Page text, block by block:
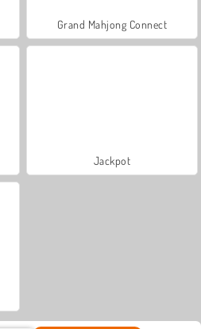
Grand Mahjong Connect
Jackpot